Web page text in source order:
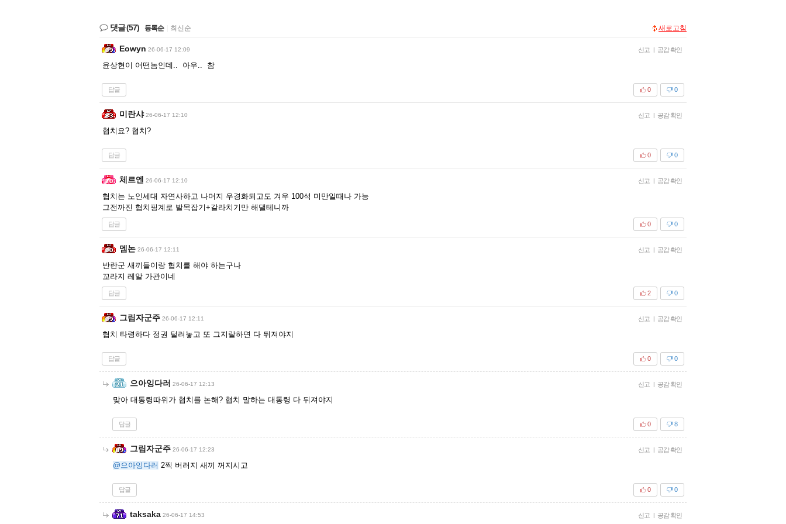
댓글(57) 등록순 최신순 새로고침
Eowyn 26-06-17 12:09 신고 | 공감 확인
윤상현이 어떤놈인데.. 아우.. 참
답글 0
0
미란샤 26-06-17 12:10 신고 | 공감 확인
협치요? 협치?
답글 0
0
체르엔 26-06-17 12:10 신고 | 공감 확인
협치는 노인세대 자연사하고 나머지 우경화되고도 겨우 100석 미만일때나 가능
그전까진 협치핑계로 발목잡기+갈라치기만 해댈테니까
답글 0
0
멤논 26-06-17 12:11 신고 | 공감 확인
반란군 새끼들이랑 협치를 해야 하는구나
꼬라지 레알 가관이네
답글 0
2
그림자군주 26-06-17 12:11 신고 | 공감 확인
협치 타령하다 정권 털려놓고 또 그지랄하면 다 뒤져야지
답글 0
0
으아잉다러 26-06-17 12:13 신고 | 공감 확인
맞아 대통령따위가 협치를 논해? 협치 말하는 대통령 다 뒤져야지
답글 8
0
그림자군주 26-06-17 12:23 신고 | 공감 확인
@으아잉다러 2찍 버러지 새끼 꺼지시고
답글 0
0
taksaka 26-06-17 14:53 신고 | 공감 확인